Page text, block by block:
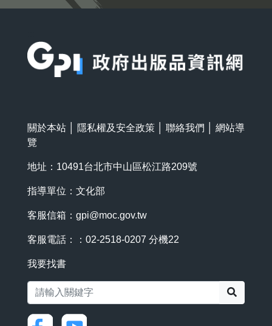
關於本站 隱私權及安全政策 聯絡我們
網站導
覽
地址：10491台北市中山區松江路209號
指導單位：文化部
客服信箱： gpi@moc.gov.tw
客服電話：：02-2518-0207 分機22
我要找書